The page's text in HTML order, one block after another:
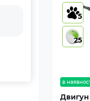
в
5
25